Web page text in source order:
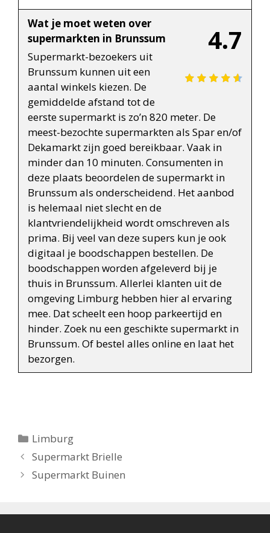
4.7
Wat je moet weten over
supermarkten in Brunssum
Supermarkt-bezoekers uit
Brunssum kunnen uit een
aantal winkels kiezen. De
gemiddelde afstand tot de
eerste supermarkt is zo’n 820 meter. De
meest-bezochte supermarkten als Spar en/of
Dekamarkt zijn goed bereikbaar. Vaak in
minder dan 10 minuten. Consumenten in
deze plaats beoordelen de supermarkt in
Brunssum als onderscheidend. Het aanbod
is helemaal niet slecht en de
klantvriendelijkheid wordt omschreven als
prima. Bij veel van deze supers kun je ook
digitaal je boodschappen bestellen. De
boodschappen worden afgeleverd bij je
thuis in Brunssum. Allerlei klanten uit de
omgeving Limburg hebben hier al ervaring
mee. Dat scheelt een hoop parkeertijd en
hinder. Zoek nu een geschikte supermarkt in
Brunssum. Of bestel alles online en laat het
bezorgen.
Categorieën
Limburg
Berichtnavigatie
Supermarkt Brielle
Supermarkt Buinen